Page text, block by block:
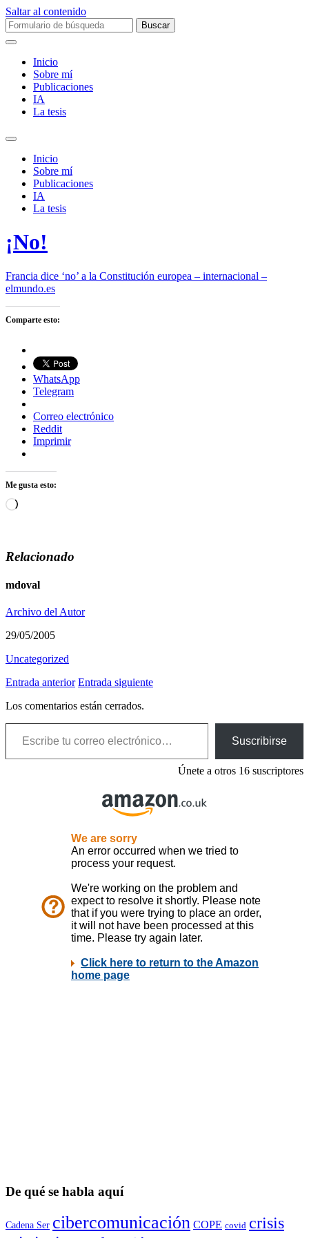
Saltar al contenido
Buscar:
Inicio
Sobre mí­
Publicaciones
IA
La tesis
Alternar
campo
búsqueda
Inicio
Sobre mí­
Publicaciones
IA
La tesis
¡No!
Francia dice ‘no’ a la Constitución europea – internacional –
elmundo.es
Comparte esto:
WhatsApp
Telegram
Correo electrónico
Reddit
Imprimir
Me gusta esto:
Cargando...
Relacionado
mdoval
Archivo del Autor
29/05/2005
Uncategorized
Entrada anterior Entrada siguiente
Los comentarios están cerrados.
Escribe tu correo electrónico…
Suscribirse
Únete a otros 16 suscriptores
De qué se habla aquí
Cadena Ser cibercomunicación COPE covid crisis